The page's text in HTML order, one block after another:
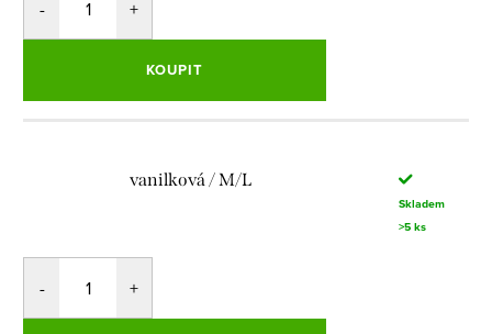
KOUPIT
vanilková / M/L
Skladem
>5 ks